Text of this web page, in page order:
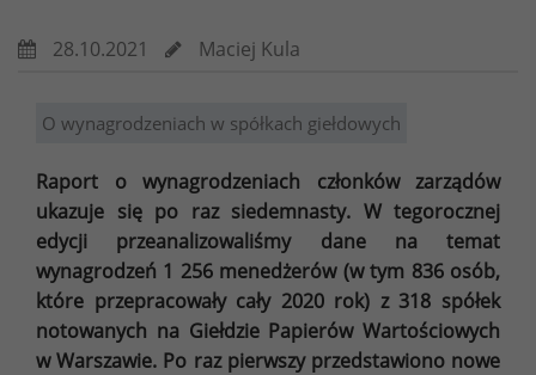
28.10.2021 Maciej Kula
O wynagrodzeniach w spółkach giełdowych
Raport o wynagrodzeniach członków zarządów
ukazuje się po raz siedemnasty. W tegorocznej
edycji przeanalizowaliśmy dane na temat
wynagrodzeń 1 256 menedżerów (w tym 836 osób,
które przepracowały cały 2020 rok) z 318 spółek
notowanych na Giełdzie Papierów Wartościowych
w Warszawie. Po raz pierwszy przedstawiono nowe